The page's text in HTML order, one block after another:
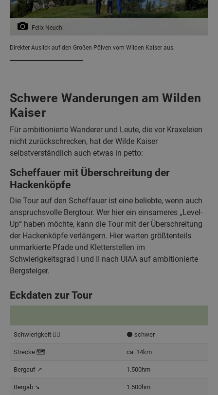
Felix Neuchl
Direkter Auslick auf den Großen Pölven vom Wilden Kaiser aus.
Schwere Wanderungen am Wilden
Kaiser
Für ambitionierte Wanderer und Leute, die vor Kraxeleien
nicht zurückschrecken, hat der Wilde Kaiser
selbstverständlich auch etwas in petto:
Scheffauer mit Überschreitung der
Hackenköpfe
Die Tour auf den Scheffauer ist eine beliebte, wenn auch
anspruchsvolle Bergtour. Wer hier ein einsameres „Level-
Up“ haben möchte, kann die Tour mit der Überschreitung
der Hackenköpfe verlängern. Hier warten größtenteils
unmarkierte Pfade und Kletterstellen im
Schwierigkeitsgrad I und II nach UIAA auf ambitionierte
Bergsteiger.
Eckdaten zur Tour
Schwierigkeit 🧗‍♂️ ⚫️ schwer
Strecke 🗺️ ca. 14km
Bergauf ↗️ 1.500hm
Bergab ↘️ 1.500hm